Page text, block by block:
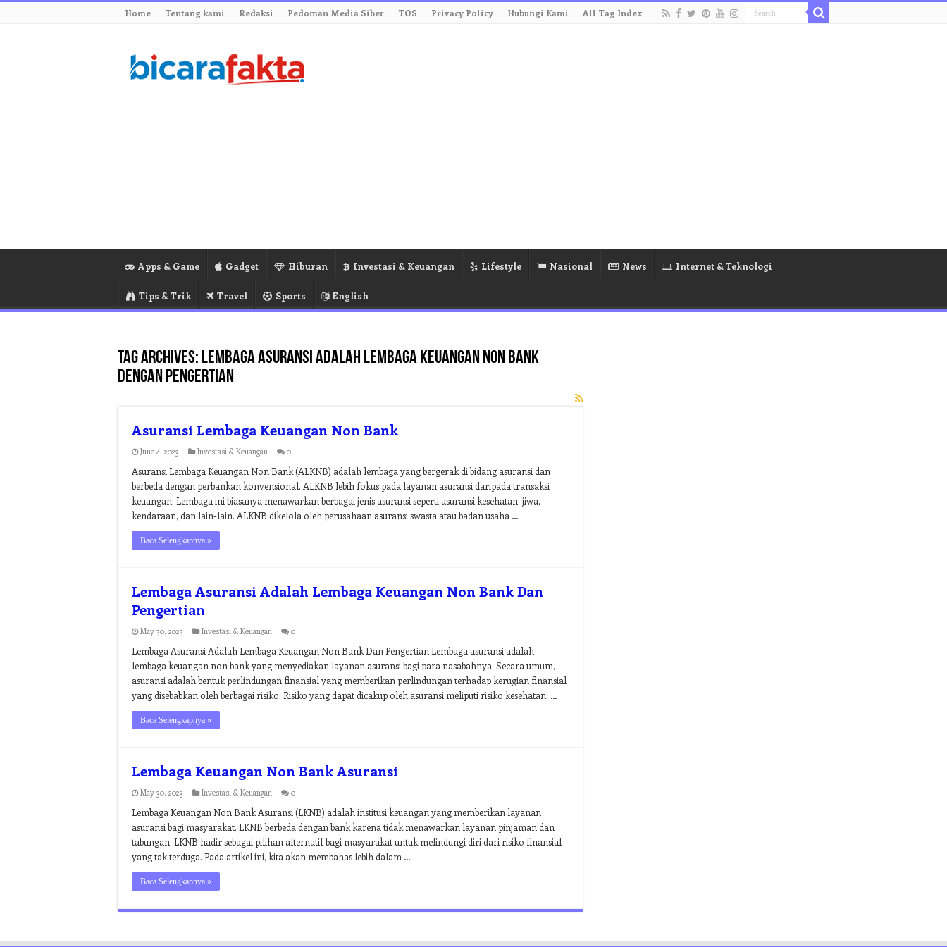
Home Tentang kami Redaksi Pedoman Media Siber TOS Privacy Policy Hubungi Kami All Tag Index
Apps & Game Gadget Hiburan Investasi & Keuangan Lifestyle Nasional News Internet & Teknologi
Tips & Trik Travel Sports English
Tag Archives: lembaga asuransi adalah lembaga keuangan non bank
dengan pengertian
Asuransi Lembaga Keuangan Non Bank
June 4, 2023 Investasi & Keuangan 0
Asuransi Lembaga Keuangan Non Bank (ALKNB) adalah lembaga yang bergerak di bidang asuransi dan
berbeda dengan perbankan konvensional. ALKNB lebih fokus pada layanan asuransi daripada transaksi
keuangan. Lembaga ini biasanya menawarkan berbagai jenis asuransi seperti asuransi kesehatan, jiwa,
kendaraan, dan lain-lain. ALKNB dikelola oleh perusahaan asuransi swasta atau badan usaha …
Baca Selengkapnya »
Lembaga Asuransi Adalah Lembaga Keuangan Non Bank Dan
Pengertian
May 30, 2023 Investasi & Keuangan 0
Lembaga Asuransi Adalah Lembaga Keuangan Non Bank Dan Pengertian Lembaga asuransi adalah
lembaga keuangan non bank yang menyediakan layanan asuransi bagi para nasabahnya. Secara umum,
asuransi adalah bentuk perlindungan finansial yang memberikan perlindungan terhadap kerugian finansial
yang disebabkan oleh berbagai risiko. Risiko yang dapat dicakup oleh asuransi meliputi risiko kesehatan, …
Baca Selengkapnya »
Lembaga Keuangan Non Bank Asuransi
May 30, 2023 Investasi & Keuangan 0
Lembaga Keuangan Non Bank Asuransi (LKNB) adalah institusi keuangan yang memberikan layanan
asuransi bagi masyarakat. LKNB berbeda dengan bank karena tidak menawarkan layanan pinjaman dan
tabungan. LKNB hadir sebagai pilihan alternatif bagi masyarakat untuk melindungi diri dari risiko finansial
yang tak terduga. Pada artikel ini, kita akan membahas lebih dalam …
Baca Selengkapnya »